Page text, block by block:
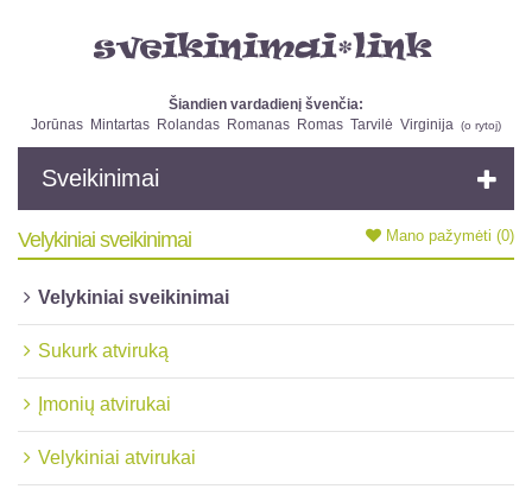
Šiandien vardadienį švenčia:
Jorūnas Mintartas Rolandas Romanas Romas Tarvilė Virginija (o rytoj)
Sveikinimai
Mano pažymėti (0)
Velykiniai sveikinimai
Velykiniai sveikinimai
Sukurk atviruką
Įmonių atvirukai
Velykiniai atvirukai